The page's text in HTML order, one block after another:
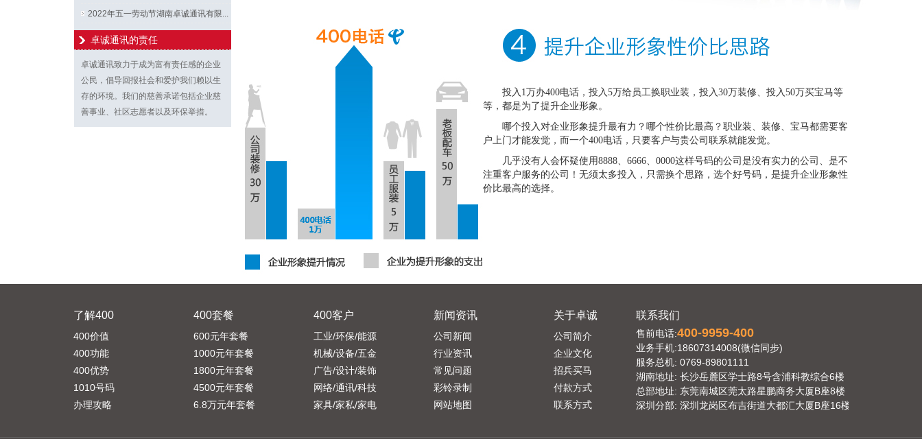
2022年五一劳动节湖南卓诚通讯有限...
卓诚通讯的责任
卓诚通讯致力于成为富有责任感的企业
公民，倡导回报社会和爱护我们赖以生
存的环境。我们的慈善承诺包括企业慈
善事业、社区志愿者以及环保举措。
投入1万办400电话，投入5万给员工换职业装，投入30万装修、投入50万买宝马等
等，都是为了提升企业形象。
哪个投入对企业形象提升最有力？哪个性价比最高？职业装、装修、宝马都需要客
户上门才能发觉，而一个400电话，只要客户与贵公司联系就能发觉。
几乎没有人会怀疑使用8888、6666、0000这样号码的公司是没有实力的公司、是不
注重客户服务的公司！无须太多投入，只需换个思路，选个好号码，是提升企业形象性
价比最高的选择。
了解400
400价值
400功能
400优势
1010号码
办理攻略
400套餐
600元年套餐
1000元年套餐
1800元年套餐
4500元年套餐
6.8万元年套餐
400客户
工业/环保/能源
机械/设备/五金
广告/设计/装饰
网络/通讯/科技
家具/家私/家电
新闻资讯
公司新闻
行业资讯
常见问题
彩铃录制
网站地图
关于卓诚
公司简介
企业文化
招兵买马
付款方式
联系方式
联系我们
售前电话:400-9959-400
业务手机:18607314008(微信同步)
服务总机: 0769-89801111
湖南地址: 长沙岳麓区学士路8号含浦科教综合6楼
总部地址: 东莞南城区莞太路星鹏商务大厦B座8楼
深圳分部: 深圳龙岗区布吉街道大都汇大厦B座16楼